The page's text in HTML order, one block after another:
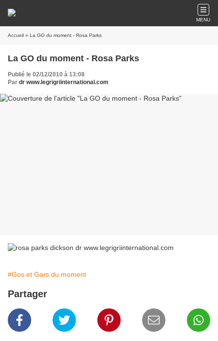
MENU
Accueil » La GO du moment - Rosa Parks
La GO du moment - Rosa Parks
Publié le 02/12/2010 à 13:08
Par dr www.legrigriinternational.com
#Gos et Gars du moment
Partager